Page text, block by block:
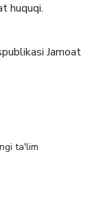
huquqi.
Jamoat
ta'lim